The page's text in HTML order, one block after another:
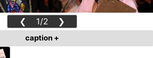
❮ 1/2 ❯
caption +